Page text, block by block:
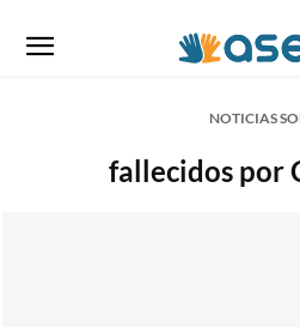
NOTICIAS
fallecidos por